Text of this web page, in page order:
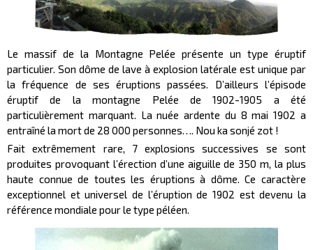
Le massif de la Montagne Pelée présente un type éruptif
particulier. Son dôme de lave à explosion latérale est unique par
la fréquence de ses éruptions passées. D’ailleurs l’épisode
éruptif de la montagne Pelée de 1902-1905 a été
particulièrement marquant. La nuée ardente du 8 mai 1902 a
entraîné la mort de 28 000 personnes…. Nou ka sonjé zot !
Fait extrêmement rare, 7 explosions successives se sont
produites provoquant l’érection d’une aiguille de 350 m, la plus
haute connue de toutes les éruptions à dôme. Ce caractère
exceptionnel et universel de l’éruption de 1902 est devenu la
référence mondiale pour le type péléen.